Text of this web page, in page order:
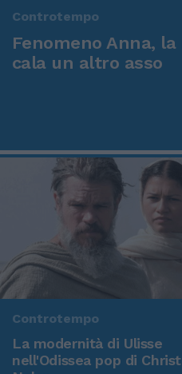
Controtempo
Fenomeno Anna,
cala un altro asso
Controtempo
La modernità di Ulisse
nell'Odissea pop di